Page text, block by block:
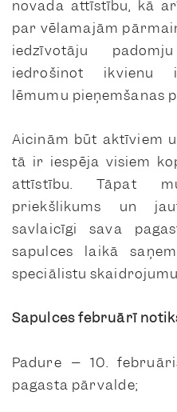
novada attīstību, kā
par vēlamajām
iedzīvotāju
iedrošinot ikvienu
lēmumu pieņemšanas
Aicinām būt aktīviem
tā ir iespēja visiem
attīstību. Tāpat
priekšlikums un
savlaicīgi sava
sapulces laikā
speciālistu
Sapulces februārī
Padure – 10.
pagasta pārvalde;